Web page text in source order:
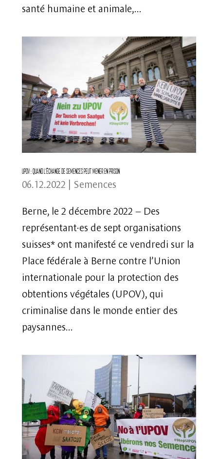
santé humaine et animale,...
UPOV : Quand l’échange de semences peut mener en prison
06.12.2022 | Semences
Berne, le 2 décembre 2022 – Des
représentant·es de sept organisations
suisses* ont manifesté ce vendredi sur la
Place fédérale à Berne contre l’Union
internationale pour la protection des
obtentions végétales (UPOV), qui
criminalise dans le monde entier des
paysannes...